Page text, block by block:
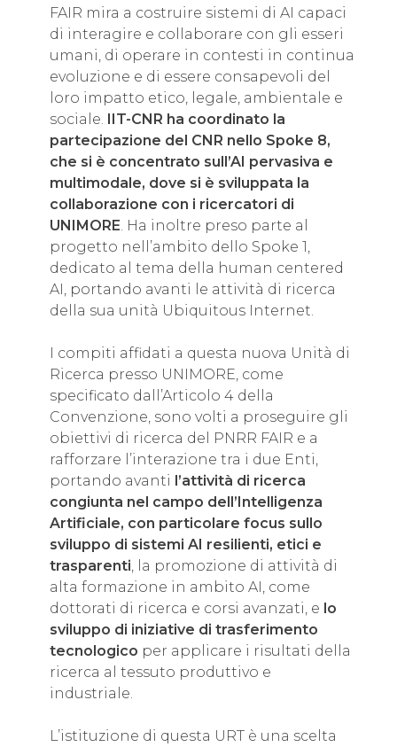
FAIR mira a costruire sistemi di AI capaci
di interagire e collaborare con gli esseri
umani, di operare in contesti in continua
evoluzione e di essere consapevoli del
loro impatto etico, legale, ambientale e
sociale. IIT-CNR ha coordinato la
partecipazione del CNR nello Spoke 8,
che si è concentrato sull’AI pervasiva e
multimodale, dove si è sviluppata la
collaborazione con i ricercatori di
UNIMORE . Ha inoltre preso parte al
progetto nell’ambito dello Spoke 1,
dedicato al tema della human centered
AI, portando avanti le attività di ricerca
della sua unità Ubiquitous Internet.
I compiti affidati a questa nuova Unità di
Ricerca presso UNIMORE, come
specificato dall’Articolo 4 della
Convenzione, sono volti a proseguire gli
obiettivi di ricerca del PNRR FAIR e a
rafforzare l’interazione tra i due Enti,
portando avanti l’attività di ricerca
congiunta nel campo dell’Intelligenza
Artificiale, con particolare focus sullo
sviluppo di sistemi AI resilienti, etici e
trasparenti , la promozione di attività di
alta formazione in ambito AI, come
dottorati di ricerca e corsi avanzati, e lo
sviluppo di iniziative di trasferimento
tecnologico per applicare i risultati della
ricerca al tessuto produttivo e
industriale.
L’istituzione di questa URT è una scelta